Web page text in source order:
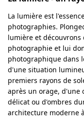
La lumière est
photographies.
lumière et
photographie et lui
photographique dans
d'une situation
premiers rayons de
après un orage, d'une
délicat ou d'ombres
architecture moderne